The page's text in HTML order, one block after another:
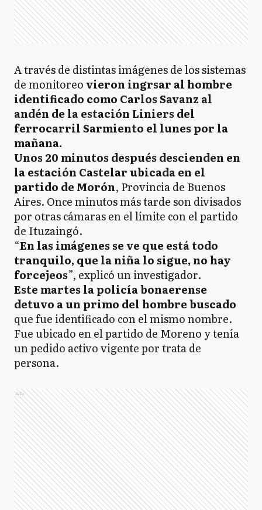
A través de distintas imágenes de los sistemas
de monitoreovieron ingrsar al hombre
identificado como Carlos Savanz al
andén de la estación Liniers del
ferrocarril Sarmiento el lunes por la
mañana.
Unos 20 minutos después descienden en
la estación Castelar ubicada en el
partido de Morón, Provincia de Buenos
Aires. Once minutos más tarde son divisados
por otras cámaras en el límite con el partido
de Ituzaingó.
“En las imágenes se ve que está todo
tranquilo, que la niña lo sigue, no hay
forcejeos”, explicó un investigador.
Este martes la policía bonaerense
detuvo a un primo del hombre buscado
que fue identificado con el mismo nombre.
Fue ubicado en el partido de Moreno y tenía
un pedido activo vigente por trata de
persona.
Ads